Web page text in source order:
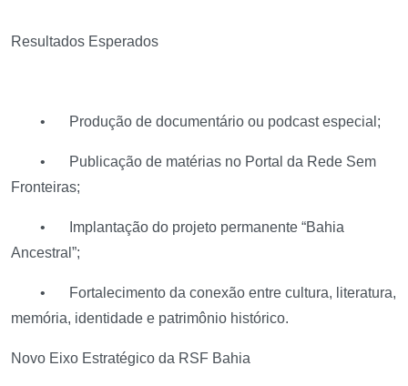
Resultados Esperados
• Produção de documentário ou podcast especial;
•
Publicação de matérias no Portal da Rede Sem
Fronteiras;
•
Implantação do projeto permanente “Bahia
Ancestral”;
•
Fortalecimento da conexão entre cultura, literatura,
memória, identidade e patrimônio histórico.
Novo Eixo Estratégico da RSF Bahia